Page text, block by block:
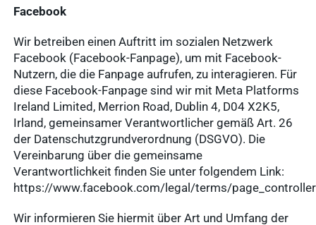
anzeigen
Nachhaltigkeit
Ergebnisse
anzeigen
WDT Info
Ergebnisse
anzeigen
Facebook
Wir betreiben einen Auftritt im sozialen Netzwerk
Facebook (Facebook-Fanpage), um mit Facebook-
Nutzern, die die Fanpage aufrufen, zu interagieren. Für
diese Facebook-Fanpage sind wir mit Meta Platforms
Ireland Limited, Merrion Road, Dublin 4, D04 X2K5,
Irland, gemeinsamer Verantwortlicher gemäß Art. 26
der Datenschutzgrundverordnung (DSGVO). Die
Vereinbarung über die gemeinsame
Verantwortlichkeit finden Sie unter folgendem Link:
https://www.facebook.com/legal/terms/
Wir informieren Sie hiermit über Art und Umfang der